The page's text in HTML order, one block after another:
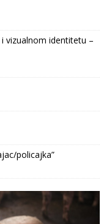
vizualnom identitetu –
policajka”